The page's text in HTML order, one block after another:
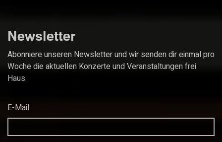
Newsletter
Abonniere unseren Newsletter und wir senden dir einmal pro
Woche die aktuellen Konzerte und Veranstaltungen frei
Haus.
E-Mail